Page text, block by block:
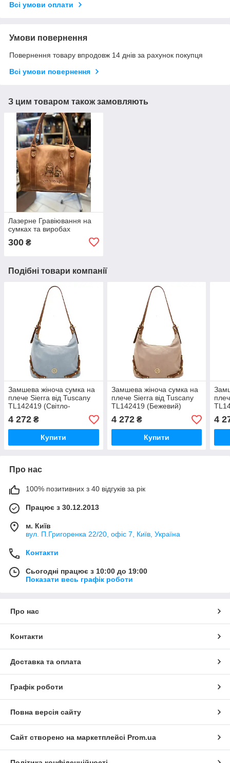
Всі умови оплати
Умови повернення
Повернення товару впродовж 14 днів за рахунок покупця
Всі умови повернення
З цим товаром також замовляють
Лазерне Гравіювання на
сумках та виробах
300 ₴
Подібні товари компанії
Замшева жіноча сумка на
плече Sierra від Tuscany
TL142419 (Світло-
блакитний)
4 272 ₴
Купити
Замшева жіноча сумка на
плече Sierra від Tuscany
TL142419 (Бежевий)
4 272₴
Купити
4
Про нас
100% позитивних з 40 відгуків за рік
Працює з 30.12.2013
м. Київ
вул. П.Григоренка 22/20, офіс 7, Київ, Україна
Контакти
Сьогодні працює з 10:00 до 19:00
Показати весь графік роботи
Про нас
Контакти
Доставка та оплата
Графік роботи
Повна версія сайту
Сайт створено на маркетплейсі Prom.ua